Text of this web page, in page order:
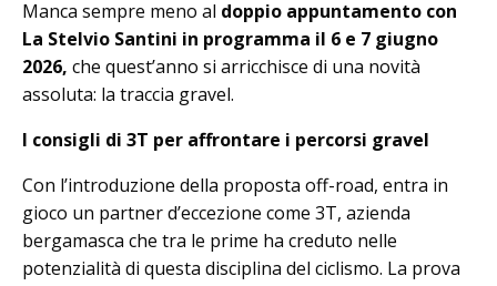
Manca sempre meno al doppio appuntamento con
La Stelvio Santini in programma il 6 e 7 giugno
2026, che quest’anno si arricchisce di una novità
assoluta: la traccia gravel.
I consigli di 3T per affrontare i percorsi gravel
Con l’introduzione della proposta off-road, entra in
gioco un partner d’eccezione come 3T, azienda
bergamasca che tra le prime ha creduto nelle
potenzialità di questa disciplina del ciclismo. La prova